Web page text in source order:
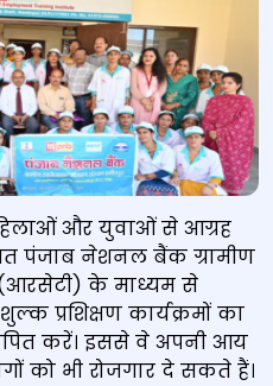
और युवाओं से आग्रह
पंजाब नेशनल बैंक ग्रामीण
(आरसेटी) के माध्यम से
प्रशिक्षण कार्यक्रमों का
करें। इससे वे अपनी आय
को भी रोजगार दे सकते हैं।